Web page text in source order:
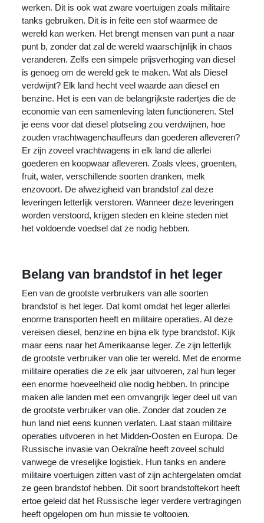
werken. Dit is ook wat zware voertuigen zoals militaire
tanks gebruiken. Dit is in feite een stof waarmee de
wereld kan werken. Het brengt mensen van punt a naar
punt b, zonder dat zal de wereld waarschijnlijk in chaos
veranderen. Zelfs een simpele prijsverhoging van diesel
is genoeg om de wereld gek te maken. Wat als Diesel
verdwijnt? Elk land hecht veel waarde aan diesel en
benzine. Het is een van de belangrijkste radertjes die de
economie van een samenleving laten functioneren. Stel
je eens voor dat diesel plotseling zou verdwijnen, hoe
zouden vrachtwagenchauffeurs dan goederen afleveren?
Er zijn zoveel vrachtwagens in elk land die allerlei
goederen en koopwaar afleveren. Zoals vlees, groenten,
fruit, water, verschillende soorten dranken, melk
enzovoort. De afwezigheid van brandstof zal deze
leveringen letterlijk verstoren. Wanneer deze leveringen
worden verstoord, krijgen steden en kleine steden niet
het voldoende voedsel dat ze nodig hebben.
Belang van brandstof in het leger
Een van de grootste verbruikers van alle soorten
brandstof is het leger. Dat komt omdat het leger allerlei
enorme transporten heeft en militaire operaties. Al deze
vereisen diesel, benzine en bijna elk type brandstof. Kijk
maar eens naar het Amerikaanse leger. Ze zijn letterlijk
de grootste verbruiker van olie ter wereld. Met de enorme
militaire operaties die ze elk jaar uitvoeren, zal hun leger
een enorme hoeveelheid olie nodig hebben. In principe
maken alle landen met een omvangrijk leger deel uit van
de grootste verbruiker van olie. Zonder dat zouden ze
hun land niet eens kunnen verlaten. Laat staan ​​militaire
operaties uitvoeren in het Midden-Oosten en Europa. De
Russische invasie van Oekraïne heeft zoveel schuld
vanwege de vreselijke logistiek. Hun tanks en andere
militaire voertuigen zitten vast of zijn achtergelaten omdat
ze geen brandstof hebben. Dit soort brandstoftekort heeft
ertoe geleid dat het Russische leger verdere vertragingen
heeft opgelopen om hun missie te voltooien.